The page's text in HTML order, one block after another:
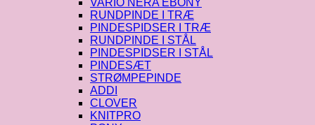
RUNDPINDE I TRÆ
PINDESPIDSER I TRÆ
RUNDPINDE I STÅL
PINDESPIDSER I STÅL
PINDESÆT
STRØMPEPINDE
ADDI
CLOVER
KNITPRO